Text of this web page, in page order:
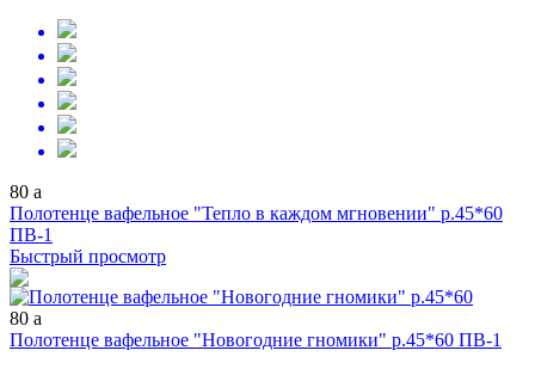
80 a
Полотенце вафельное "Тепло в каждом мгновении" р.45*60
ПВ-1
Быстрый просмотр
80 a
Полотенце вафельное "Новогодние гномики" р.45*60 ПВ-1